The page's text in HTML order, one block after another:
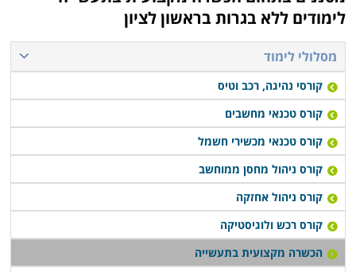
לימודים ללא בגרות בראשון לציון
מסלולי לימוד
קורסי נהיגה, רכב וטיס
קורס טכנאי מחשבים
קורס טכנאי מכשירי חשמל
קורס ניהול מחסן ממוחשב
קורס ניהול אחזקה
קורס רכש ולוגיסטיקה
הכשרה מקצועית בתעשייה